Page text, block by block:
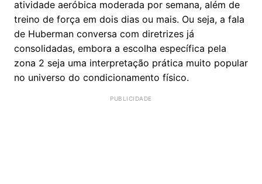
atividade aeróbica moderada por semana, além de
treino de força em dois dias ou mais. Ou seja, a fala
de Huberman conversa com diretrizes já
consolidadas, embora a escolha específica pela
zona 2 seja uma interpretação prática muito popular
no universo do condicionamento físico.